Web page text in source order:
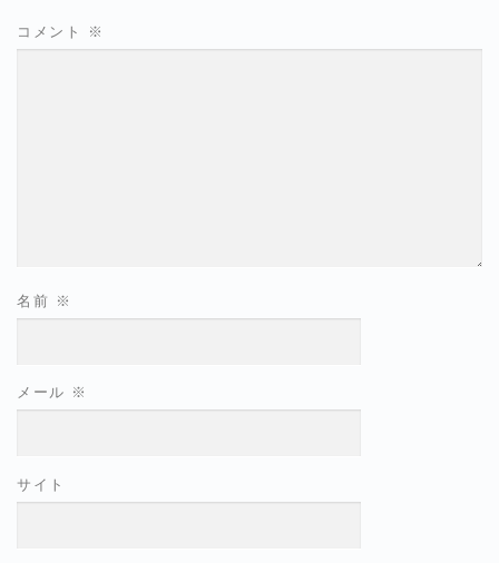
コメント ※
名前 ※
メール ※
サイト